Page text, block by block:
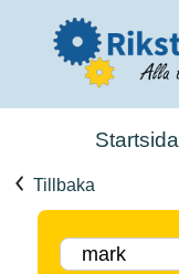
Startsida
Tillbaka